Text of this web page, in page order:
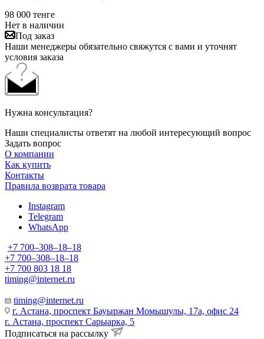
98 000 тенге
Нет в наличии
Под заказ
Наши менеджеры обязательно свяжутся с вами и уточнят
условия заказа
Нужна консультация?
Наши специалисты ответят на любой интересующий вопрос
Задать вопрос
О компании
Как купить
Контакты
Правила возврата товара
Instagram
Telegram
WhatsApp
+7 700‒308‒18‒18
+7 700‒308‒18‒18
+7 700 803 18 18
timing@internet.ru
timing@internet.ru
г. Астана, проспект Бауыржан Момышулы, 17а, офис 24
г. Астана, проспект Сарыарка, 5
Подписаться на рассылку